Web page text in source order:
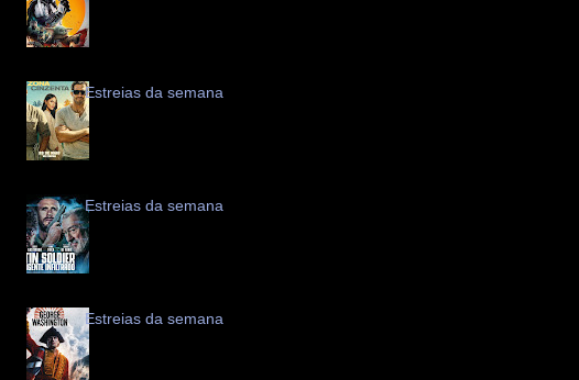
Estreias da semana
Estreias da semana
Estreias da semana